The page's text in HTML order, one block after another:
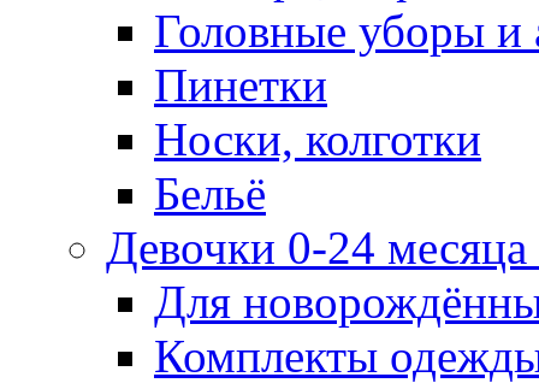
Головные уборы и
Пинетки
Носки, колготки
Бельё
Девочки 0-24
Для
Комплекты